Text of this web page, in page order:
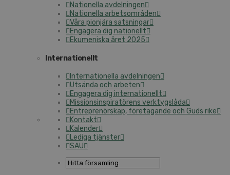
Na­tio­nel­la av­del­ning­en
Na­tio­nel­la ar­bets­om­rå­den
Våra pionjära sats­ning­ar
Engagera dig na­tio­nellt
Eku­me­nis­ka året 2025
In­ter­na­tio­nellt
In­ter­na­tio­nel­la av­del­ning­en
Utsända och arbeten
Engagera dig in­ter­na­tio­nellt
Mis­sions­in­spi­ra­tö­rens verk­tygs­lå­da
Ent­re­pre­nör­skap, fö­re­ta­gan­de och Guds rike
Kontakt
Kalender
Lediga tjänster
SAU